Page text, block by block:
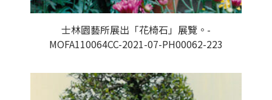
士林園藝所展出「花椅石」展覽。-
MOFA110064CC-2021-07-PH00062-223